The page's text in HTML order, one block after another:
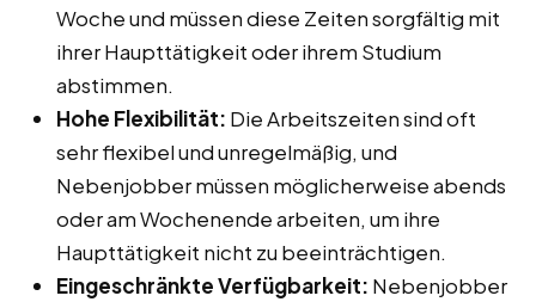
Woche und müssen diese Zeiten sorgfältig mit
ihrer Haupttätigkeit oder ihrem Studium
abstimmen.
Hohe Flexibilität: Die Arbeitszeiten sind oft
sehr flexibel und unregelmäßig, und
Nebenjobber müssen möglicherweise abends
oder am Wochenende arbeiten, um ihre
Haupttätigkeit nicht zu beeinträchtigen.
Eingeschränkte Verfügbarkeit: Nebenjobber